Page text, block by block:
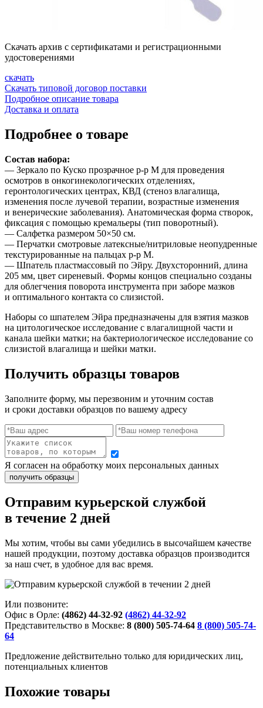
Скачать архив с сертификатами и регистрационными
удостоверениями
скачать
Скачать типовой договор поставки
Подробное описание товара
Доставка и оплата
Подробнее о товаре
Состав набора:
— Зеркало по Куско прозрачное р-р M для проведения
осмотров в онкогинекологических отделениях,
геронтологических центрах, КВД (стеноз влагалища,
изменения после лучевой терапии, возрастные изменения
и венерические заболевания). Анатомическая форма створок,
фиксация с помощью кремальеры (тип поворотный).
— Салфетка размером 50×50 см.
— Перчатки смотровые латексные/нитриловые неопудренные
текстурированные на пальцах р-р M.
— Шпатель пластмассовый по Эйру. Двухсторонний, длина
205 мм, цвет сиреневый. Формы концов специально созданы
для облегчения поворота инструмента при заборе мазков
и оптимального контакта со слизистой.
Наборы со шпателем Эйра предназначены для взятия мазков
на цитологическое исследование с влагалищной части и
канала шейки матки; на бактериологическое исследование со
слизистой влагалища и шейки матки.
Получить образцы товаров
Заполните форму, мы перезвоним и уточним состав
и сроки доставки образцов по вашему адресу
Я согласен на обработку моих персональных данных
Отправим курьерской службой
в течение 2 дней
Мы хотим, чтобы вы сами убедились в высочайшем качестве
нашей продукции, поэтому доставка образцов производится
за наш счет, в удобное для вас время.
Или позвоните:
Офис в Орле: (4862) 44-32-92 (4862) 44-32-92
Представительство в Москве: 8 (800) 505-74-64 8 (800) 505-74-
64
Предложение действительно только для юридических лиц,
потенциальных клиентов
Похожие товары